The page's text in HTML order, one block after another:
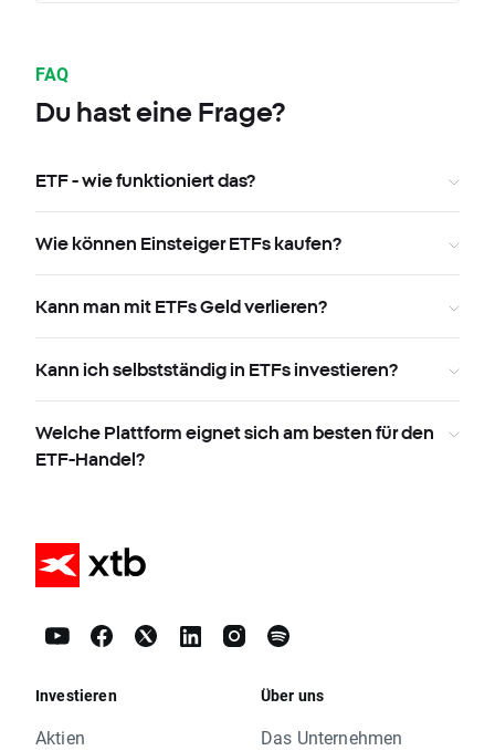
FAQ
Du hast eine Frage?
ETF - wie funktioniert das?
Wie können Einsteiger ETFs kaufen?
Kann man mit ETFs Geld verlieren?
Kann ich selbstständig in ETFs investieren?
Welche Plattform eignet sich am besten für den
ETF-Handel?
Investieren
Aktien
Über uns
Das Unternehmen